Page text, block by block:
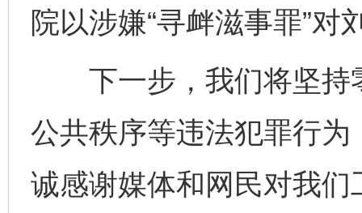
院以涉嫌“寻衅滋事罪”
下一步，我们将坚持
公共秩序等违法犯罪行
诚感谢媒体和网民对我